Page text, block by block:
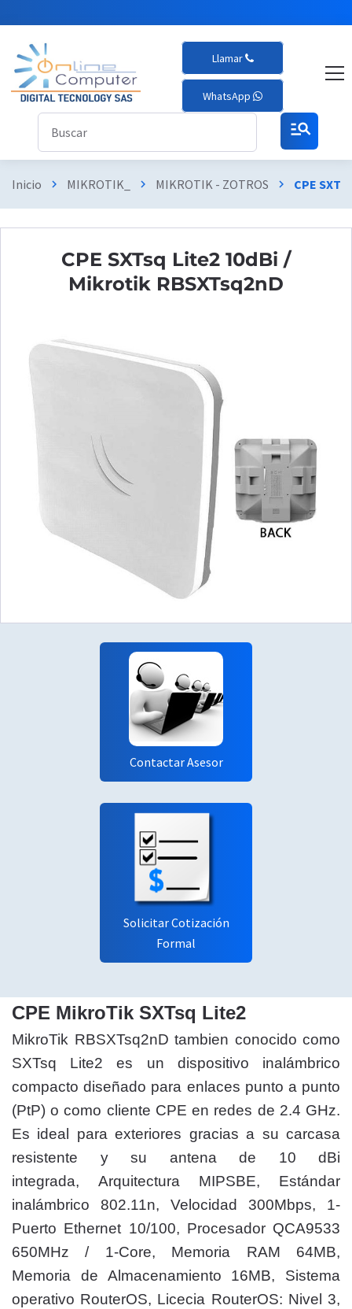
Llamar
WhatsApp
manage_search
Inicio chevron_right MIKROTIK_ chevron_right MIKROTIK - ZOTROS chevron_right CPE
CPE SXTsq Lite2 10dBi /
Mikrotik RBSXTsq2nD
Contactar Asesor
Solicitar Cotización
Formal
CPE MikroTik SXTsq Lite2
MikroTik RBSXTsq2nD tambien conocido como
SXTsq Lite2 es un dispositivo inalámbrico
compacto diseñado para enlaces punto a punto
(PtP) o como cliente CPE en redes de 2.4 GHz.
Es ideal para exteriores gracias a su carcasa
resistente y su antena de 10 dBi
integrada, Arquitectura MIPSBE, Estándar
inalámbrico 802.11n, Velocidad 300Mbps, 1-
Puerto Ethernet 10/100, Procesador QCA9533
650MHz / 1-Core, Memoria RAM 64MB,
Memoria de Almacenamiento 16MB, Sistema
operativo RouterOS, Licecia RouterOS: Nivel 3,